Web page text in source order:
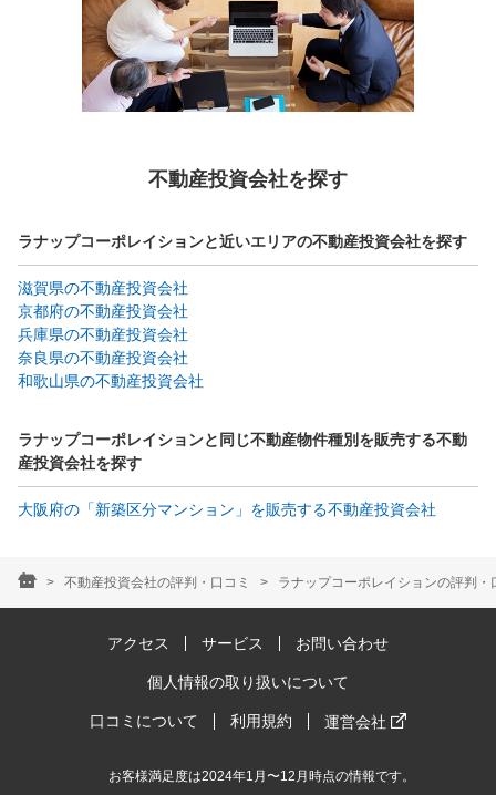
不動産投資会社を探す
ラナップコーポレイションと近いエリアの不動産投資会社を探す
滋賀県の不動産投資会社
京都府の不動産投資会社
兵庫県の不動産投資会社
奈良県の不動産投資会社
和歌山県の不動産投資会社
ラナップコーポレイションと同じ不動産物件種別を販売する不動
産投資会社を探す
大阪府の「新築区分マンション」を販売する不動産投資会社
不動産投資会社の評判・口コミ ラナップコーポレイションの評判・
アクセス サービス お問い合わせ
個人情報の取り扱いについて
口コミについて 利用規約 運営会社
お客様満足度は2024年1月〜12月時点の情報です。